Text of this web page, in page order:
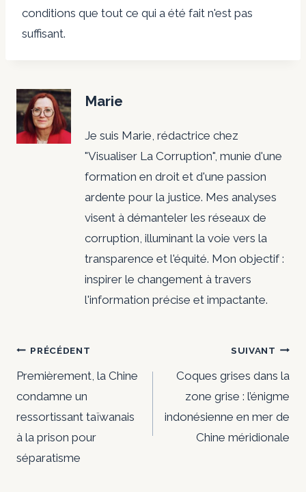
conditions que tout ce qui a été fait n'est pas
suffisant.
Marie
Je suis Marie, rédactrice chez
"Visualiser La Corruption", munie d'une
formation en droit et d'une passion
ardente pour la justice. Mes analyses
visent à démanteler les réseaux de
corruption, illuminant la voie vers la
transparence et l'équité. Mon objectif :
inspirer le changement à travers
l'information précise et impactante.
Navigation
de
l’article
PRÉCÉDENT
Premièrement, la Chine
condamne un
ressortissant taïwanais
à la prison pour
séparatisme
SUIVANT
Coques grises dans la
zone grise : l’énigme
indonésienne en mer de
Chine méridionale